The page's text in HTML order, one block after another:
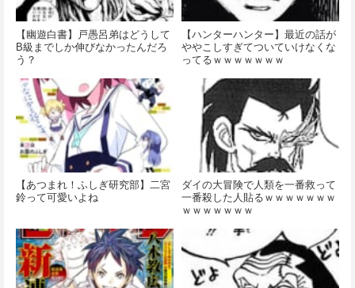
【幽遊白書】戸愚呂弟はどうして
B級までしか伸びなかったんだろ
う？
【ハンターハンター】最近の話が
ややこしすぎてついていけなくな
ってるｗｗｗｗｗｗｗ
【あつまれ！ふしぎ研究部】二宮
鈴って可愛いよね
ダイの大冒険で人類を一番救って
一番殺した人貼るｗｗｗｗｗｗｗ
ｗｗｗｗｗｗｗ